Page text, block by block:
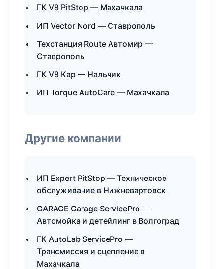
ГК V8 PitStop — Махачкала
ИП Vector Nord — Ставрополь
Техстанция Route Автомир —
Ставрополь
ГК V8 Кар — Нальчик
ИП Torque AutoCare — Махачкала
Другие компании
ИП Expert PitStop — Техническое
обслуживание в Нижневартовск
GARAGE Garage ServicePro —
Автомойка и детейлинг в Волгоград
ГК AutoLab ServicePro —
Трансмиссия и сцепление в
Махачкала